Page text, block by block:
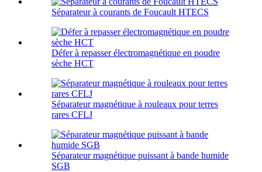
Séparateur à courants de Foucault HTECS
Défer à repasser électromagnétique en poudre
sèche HCT
Séparateur magnétique à rouleaux pour terres
rares CFLJ
Séparateur magnétique puissant à bande humide
SGB